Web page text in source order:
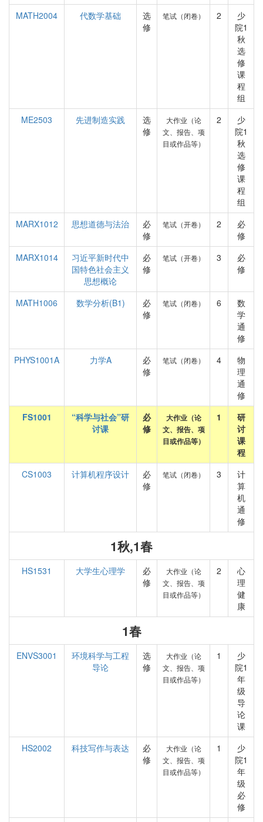
MATH2004
代数学基础
选
修
笔试（闭卷） 2
少
院1
秋
选
修
课
程
组
ME2503
先进制造实践
选
修
大作业（论
文、报告、项
目或作品等）
2
少
院1
秋
选
修
课
程
组
MARX1012
思想道德与法治
必
修
笔试（开卷） 2
必
修
MARX1014
习近平新时代中
国特色社会主义
思想概论
必
修
笔试（开卷） 3
必
修
MATH1006 数学分析(B1)
必
修
笔试（闭卷） 6
数
学
通
修
PHYS1001A
力学A
必
修
笔试（闭卷） 4
物
理
通
修
FS1001
“科学与社会”研
讨课
必
修
大作业（论
文、报告、项
目或作品等）
1
研
讨
课
程
CS1003
计算机程序设计
必
修
笔试（闭卷） 3
计
算
机
通
修
1秋,1春
HS1531 大学生心理学
必
修
大作业（论
文、报告、项
目或作品等）
2
心
理
健
康
1春
ENVS3001
环境科学与工程
导论
选
修
大作业（论
文、报告、项
目或作品等）
1
少
院1
年
级
导
论
课
HS2002
科技写作与表达
必
修
大作业（论
文、报告、项
目或作品等）
1
少
院1
年
级
必
修